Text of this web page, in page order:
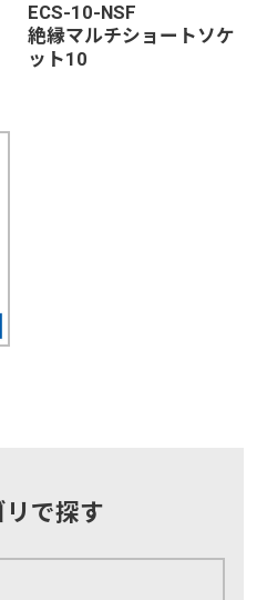
ECS-10-NSF
絶縁マルチショートソケ
ット10
リで探す